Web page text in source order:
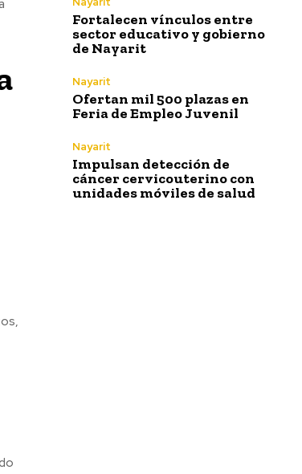
Fortalecen vínculos entre
sector educativo y gobierno
de Nayarit
Nayarit
Ofertan mil 500 plazas en
Feria de Empleo Juvenil
Nayarit
Impulsan detección de
cáncer cervicouterino con
unidades móviles de salud